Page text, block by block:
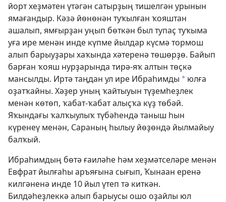
йорт хеҙмәтен үтәгән сатырҙың тишелгән урынын
ямағандыр. Кәзә йөнөнән туҡылған ҡояштан
ашалып, ямғырҙан уңып бөткән был тупаҫ туҡыма
уға ире менән инде күпме йылдар күсмә тормош
алып барыуҙары хаҡында хәтеренә төшөрҙө. Байып
барған ҡояш нурҙарында тирә-яҡ алтын төҫкә
мансылды. Иртә таңдан ул ире Ибраһимды a юлға
оҙатҡайны. Хәҙер уның ҡайтыуын түҙемһеҙлек
менән көтөп, ҡабат-ҡабат алыҫҡа күҙ төбәй.
Яҡындағы ҡалҡыулыҡ түбәһендә таныш һын
күренеү менән, Сараның һылыу йөҙөндә йылмайыу
балҡый.
Ибраһимдың бөтә ғаиләһе һәм хеҙмәтселәре менән
Евфрат йылғаһы аръяғына сығып, Ҡынаан еренә
килгәненә инде 10 йыл үтеп тә киткән.
Билдәһеҙлеккә алып барыусы ошо оҙайлы юл